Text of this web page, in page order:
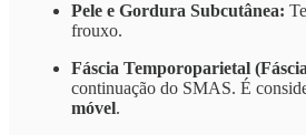
Pele e Gordura Subcutânea:
frouxo.
Fáscia Temporoparietal
continuação do SMAS. É
móvel.